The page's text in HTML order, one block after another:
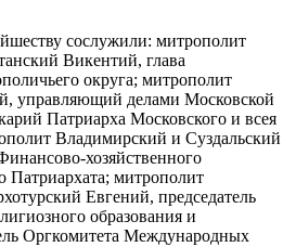
сослужили: митрополит
Викентий, глава
округа; митрополит
управляющий делами Московской
Патриарха Московского и всея
Владимирский и Суздальский
хозяйственного
Патриархата; митрополит
Евгений, председатель
образования и
Оргкомитета Международных